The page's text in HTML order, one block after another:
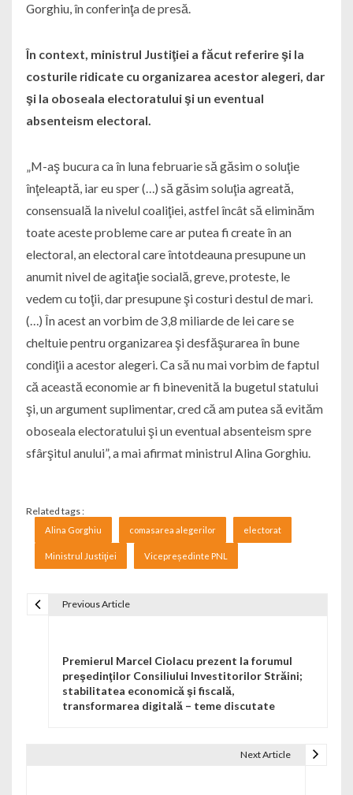
Gorghiu, în conferinţa de presă.
În context, ministrul Justiţiei a făcut referire şi la
costurile ridicate cu organizarea acestor alegeri, dar
şi la oboseala electoratului şi un eventual
absenteism electoral.
„M-aş bucura ca în luna februarie să găsim o soluţie
înţeleaptă, iar eu sper (…) să găsim soluţia agreată,
consensuală la nivelul coaliţiei, astfel încât să eliminăm
toate aceste probleme care ar putea fi create în an
electoral, an electoral care întotdeauna presupune un
anumit nivel de agitaţie socială, greve, proteste, le
vedem cu toţii, dar presupune şi costuri destul de mari.
(…) În acest an vorbim de 3,8 miliarde de lei care se
cheltuie pentru organizarea şi desfăşurarea în bune
condiţii a acestor alegeri. Ca să nu mai vorbim de faptul
că această economie ar fi binevenită la bugetul statului
şi, un argument suplimentar, cred că am putea să evităm
oboseala electoratului şi un eventual absenteism spre
sfârşitul anului”, a mai afirmat ministrul Alina Gorghiu.
Related tags :
Alina Gorghiu comasarea alegerilor electorat
Ministrul Justiţiei Vicepreședinte PNL
Previous Article
Premierul Marcel Ciolacu prezent la forumul
preşedinţilor Consiliului Investitorilor Străini;
stabilitatea economică şi fiscală,
transformarea digitală – teme discutate
Next Article